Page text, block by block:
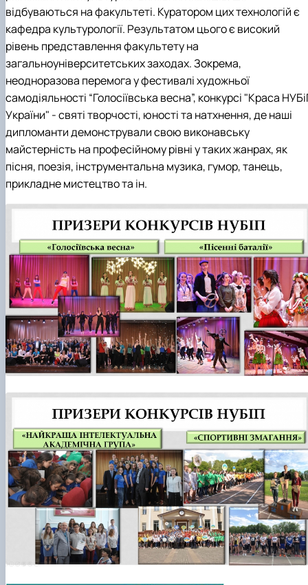
Кафедра англійської філології
Кафедра фізичної культури і спорту
Кафедра філософії та міжнародної
комунікації
Кафедра психології
Кафедра культурології
відбуваються на факультеті. Куратором цих технологій є
кафедра культурології. Результатом цього є високий
рівень представлення факультету на
загальноуніверситетських заходах. Зокрема,
неодноразова перемога у фестивалі художньої
самодіяльності “Голосіївська весна”, конкурсі "Краса
України" - святі творчості, юності та натхнення, де наші
дипломанти демонстрували свою виконавську
майстерність на професійному рівні у таких жанрах, як
пісня, поезія, інструментальна музика, гумор, танець,
прикладне мистецтво та ін.